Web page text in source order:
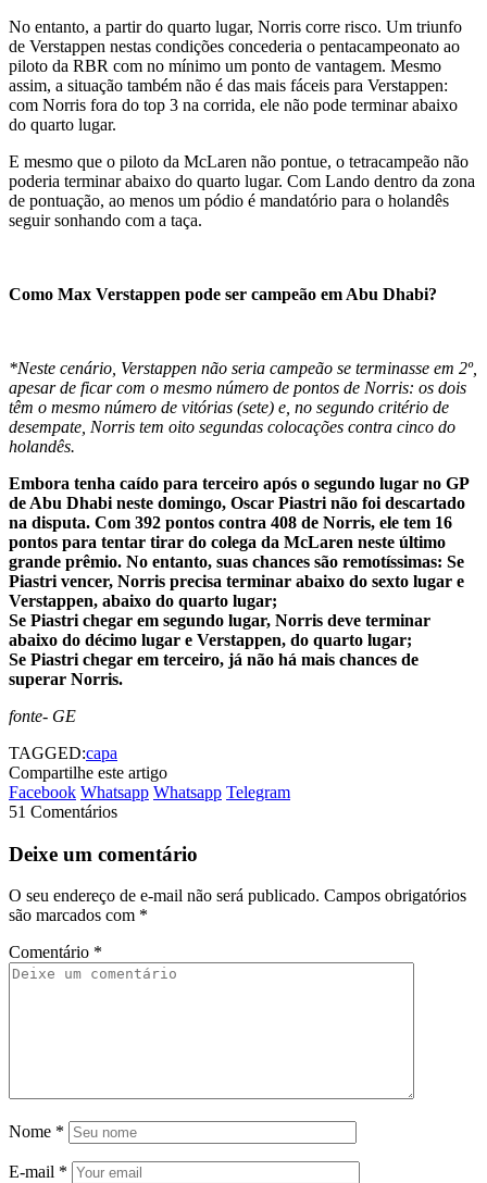
No entanto, a partir do quarto lugar, Norris corre risco. Um triunfo
de Verstappen nestas condições concederia o pentacampeonato ao
piloto da RBR com no mínimo um ponto de vantagem. Mesmo
assim, a situação também não é das mais fáceis para Verstappen:
com Norris fora do top 3 na corrida, ele não pode terminar abaixo
do quarto lugar.
E mesmo que o piloto da McLaren não pontue, o tetracampeão não
poderia terminar abaixo do quarto lugar. Com Lando dentro da zona
de pontuação, ao menos um pódio é mandatório para o holandês
seguir sonhando com a taça.
Como Max Verstappen pode ser campeão em Abu Dhabi?
*Neste cenário, Verstappen não seria campeão se terminasse em 2º,
apesar de ficar com o mesmo número de pontos de Norris: os dois
têm o mesmo número de vitórias (sete) e, no segundo critério de
desempate, Norris tem oito segundas colocações contra cinco do
holandês.
Embora tenha caído para terceiro após o segundo lugar no GP
de Abu Dhabi neste domingo, Oscar Piastri não foi descartado
na disputa. Com 392 pontos contra 408 de Norris, ele tem 16
pontos para tentar tirar do colega da McLaren neste último
grande prêmio. No entanto, suas chances são remotíssimas: Se
Piastri vencer, Norris precisa terminar abaixo do sexto lugar e
Verstappen, abaixo do quarto lugar;
Se Piastri chegar em segundo lugar, Norris deve terminar
abaixo do décimo lugar e Verstappen, do quarto lugar;
Se Piastri chegar em terceiro, já não há mais chances de
superar Norris.
fonte- GE
TAGGED:capa
Compartilhe este artigo
Facebook Whatsapp Whatsapp Telegram
51 Comentários
Deixe um comentário
O seu endereço de e-mail não será publicado. Campos obrigatórios
são marcados com *
Comentário *
Nome *
E-mail *